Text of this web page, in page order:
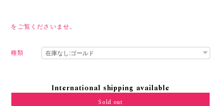
をご覧くださいませ。
種類
International shipping available
Sold out